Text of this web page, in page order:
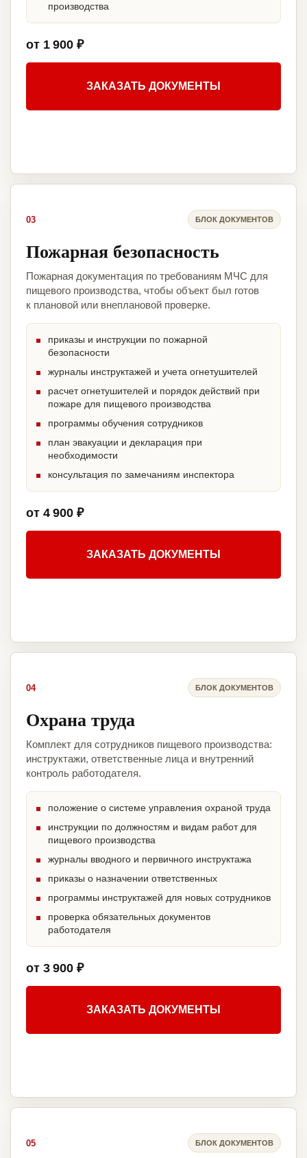
производства
от 1 900 ₽
ЗАКАЗАТЬ ДОКУМЕНТЫ
03 БЛОК ДОКУМЕНТОВ
Пожарная безопасность
Пожарная документация по требованиям МЧС для
пищевого производства, чтобы объект был готов
к плановой или внеплановой проверке.
приказы и инструкции по пожарной
безопасности
журналы инструктажей и учета огнетушителей
расчет огнетушителей и порядок действий при
пожаре для пищевого производства
программы обучения сотрудников
план эвакуации и декларация при
необходимости
консультация по замечаниям инспектора
от 4 900 ₽
ЗАКАЗАТЬ ДОКУМЕНТЫ
04 БЛОК ДОКУМЕНТОВ
Охрана труда
Комплект для сотрудников пищевого производства:
инструктажи, ответственные лица и внутренний
контроль работодателя.
положение о системе управления охраной труда
инструкции по должностям и видам работ для
пищевого производства
журналы вводного и первичного инструктажа
приказы о назначении ответственных
программы инструктажей для новых сотрудников
проверка обязательных документов
работодателя
от 3 900 ₽
ЗАКАЗАТЬ ДОКУМЕНТЫ
05 БЛОК ДОКУМЕНТОВ